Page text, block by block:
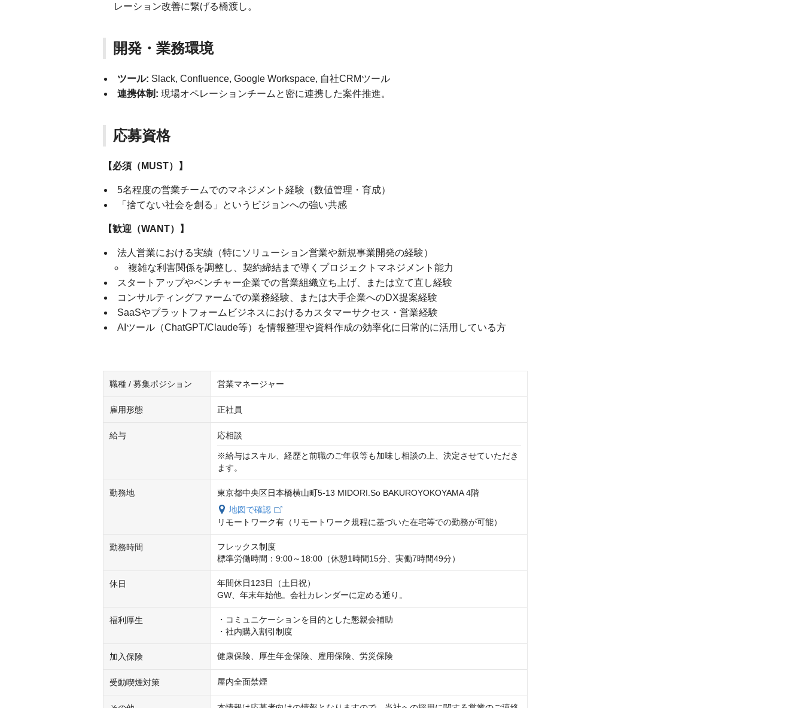
レーション改善に繋げる橋渡し。
開発・業務環境
ツール: Slack, Confluence, Google Workspace, 自社CRMツール
連携体制: 現場オペレーションチームと密に連携した案件推進。
応募資格
【必須（MUST）】
5名程度の営業チームでのマネジメント経験（数値管理・育成）
「捨てない社会を創る」というビジョンへの強い共感
【歓迎（WANT）】
法人営業における実績（特にソリューション営業や新規事業開発の経験）
複雑な利害関係を調整し、契約締結まで導くプロジェクトマネジメント能力
スタートアップやベンチャー企業での営業組織立ち上げ、または立て直し経験
コンサルティングファームでの業務経験、または大手企業へのDX提案経験
SaaSやプラットフォームビジネスにおけるカスタマーサクセス・営業経験
AIツール（ChatGPT/Claude等）を情報整理や資料作成の効率化に日常的に活用している方
職種 / 募集ポジション 営業マネージャー
雇用形態 正社員
給与 応相談
※給与はスキル、経歴と前職のご年収等も加味し相談の上、決定させていただき
ます。
勤務地
東京都中央区日本橋横山町5-13 MIDORI.So BAKUROYOKOYAMA 4階
地図で確認
リモートワーク有（リモートワーク規程に基づいた在宅等での勤務が可能）
勤務時間
フレックス制度
標準労働時間：9:00～18:00（休憩1時間15分、実働7時間49分）
休日
年間休日123日（土日祝）
GW、年末年始他。会社カレンダーに定める通り。
福利厚生
・コミュニケーションを目的とした懇親会補助
・社内購入割引制度
加入保険 健康保険、厚生年金保険、雇用保険、労災保険
受動喫煙対策 屋内全面禁煙